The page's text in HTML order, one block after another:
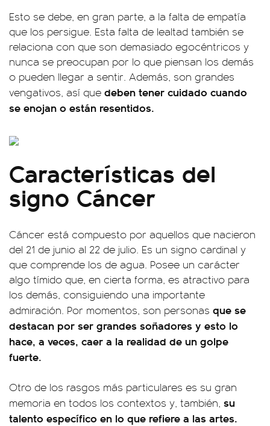
Esto se debe, en gran parte, a la falta de empatía
que los persigue. Esta falta de lealtad también se
relaciona con que son demasiado egocéntricos y
nunca se preocupan por lo que piensan los demás
o pueden llegar a sentir. Además, son grandes
vengativos, así que deben tener cuidado cuando
se enojan o están resentidos.
Características del
signo Cáncer
Cáncer está compuesto por aquellos que nacieron
del 21 de junio al 22 de julio. Es un signo cardinal y
que comprende los de agua. Posee un carácter
algo tímido que, en cierta forma, es atractivo para
los demás, consiguiendo una importante
admiración. Por momentos, son personas que se
destacan por ser grandes soñadores y esto lo
hace, a veces, caer a la realidad de un golpe
fuerte.
Otro de los rasgos más particulares es su gran
memoria en todos los contextos y, también, su
talento específico en lo que refiere a las artes.